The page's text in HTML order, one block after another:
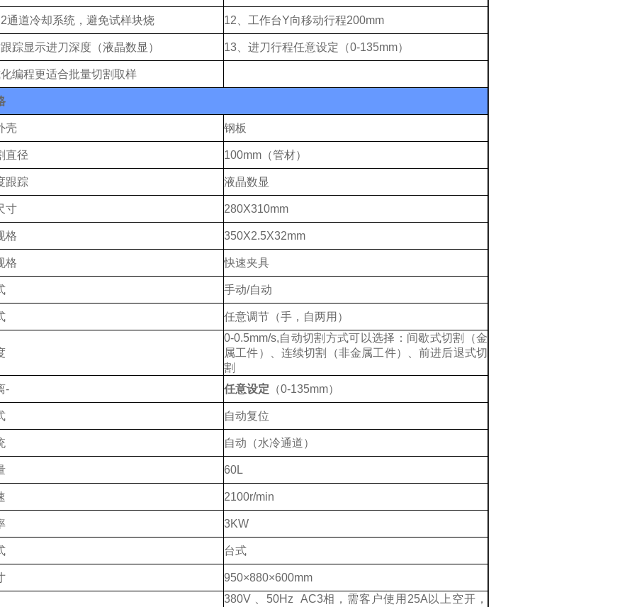
2通道冷却系统，避免试样块烧 12 、工作台Y向移动行程200mm
跟踪显示进刀深度（液晶数显） 13 、进刀行程任意设定（0-135mm）
化编程更适合批量切割取样
壳 钢板
直径 100mm （管材）
跟踪 液晶数显
寸 280X310mm
格 350X2.5X32mm
格 快速夹具
手动/自动
任意调节 （手，自两用）
0-0.5mm/s,自动切割方式可以选择：间歇式切割（金
属工件）
、连续切割（非金属工件）、前进后退式切
割
-
任意设定 （0-135mm）
自动复位
自动（水冷通道）
60L
2100r/min
3KW
台式
950×880×600mm
380V 50Hz AC3相，需客户使用 25A 以上空开，